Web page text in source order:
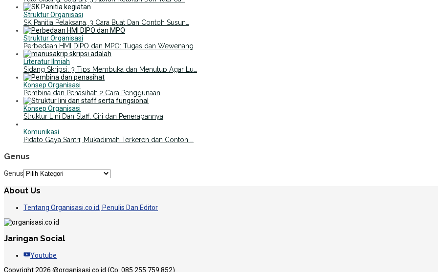
Struktur Organisasi
SK Panitia Pelaksana, 3 Cara Buat Dan Contoh Susun…
Struktur Organisasi
Perbedaan HMI DIPO dan MPO: Tugas dan Wewenang
Literatur Ilmiah
Sidang Skripsi: 3 Tips Membuka dan Menutup Agar Lu…
Konsep Organisasi
Pembina dan Penasihat: 2 Cara Penggunaan
Konsep Organisasi
Struktur Lini Dan Staff: Ciri dan Penerapannya
Komunikasi
Pidato Gaya Santri; Mukadimah Terkeren dan Contoh …
Genus
Genus
About Us
Tentang Organisasi.co.id, Penulis Dan Editor
Jaringan Social
Youtube
Copyright 2026 @organisasi.co.id (Cp: 085 255 759 852)